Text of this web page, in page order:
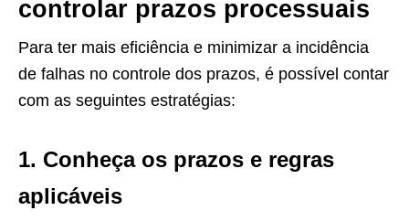
controlar prazos processuais
Para ter mais eficiência e minimizar a incidência
de falhas no controle dos prazos, é possível contar
com as seguintes estratégias:
1. Conheça os prazos e regras
aplicáveis